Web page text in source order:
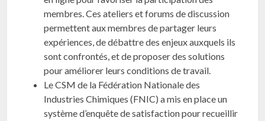
membres. Ces ateliers et forums de discussion
permettent aux membres de partager leurs
expériences, de débattre des enjeux auxquels ils
sont confrontés, et de proposer des solutions
pour améliorer leurs conditions de travail.
Le CSM de la Fédération Nationale des
Industries Chimiques (FNIC) a mis en place un
système d’enquête de satisfaction pour recueillir